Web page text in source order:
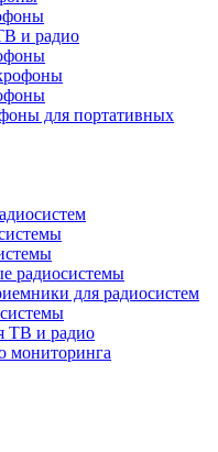
и радио
для портативных
радиосистемы
для радиосистем
ТВ и радио
мониторинга